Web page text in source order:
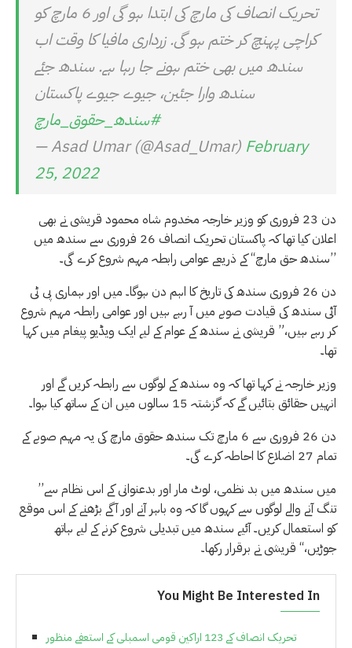
تحریک انصاف کی مارچ کی ابتدا ہو گی اور 6 مارچ کو
کراچی پہنچ کر ختم ہو گی. زرداری مافیا کا وقت اب
سندھ میں بھی ختم ہونے جا رہا ہے. سندھ جئے
سندھ وارا جئین، جیوے جیوے پاکستان
#سندھ_حقوق_مارچ
— Asad Umar (@Asad_Umar) February
25, 2022
دن 23 فروری کو وزیر خارجہ مخدوم شاہ محمود قریشی نے بھی
اعلان کیا تھا کہ پاکستان تحریک انصاف 26 فروری سے سندھ میں
’’سندھ حق مارچ‘‘ کے ذریعے عوامی رابطہ مہم شروع کرے گی۔
دن 26 فروری سندھ کی تاریخ کا اہم دن ہوگا۔ میں اور ہماری پی ٹی
آئی سندھ کی قیادت صوبے میں آ رہے ہیں اور عوامی رابطہ مہم شروع
کر رہے ہیں،” قریشی نے سندھ کے عوام کے لیے ایک ویڈیو پیغام میں کہا
تھا۔
وزیر خارجہ نے کہا تھا کہ وہ سندھ کے لوگوں سے رابطہ کریں گے اور
انہیں حقائق بتائیں گے کہ گزشتہ 15 سالوں میں ان کے ساتھ کیا ہوا۔
دن 26 فروری سے 6 مارچ تک سندھ حقوق مارچ کی یہ مہم صوبے کے
تمام 27 اضلاع کا احاطہ کرے گی۔
’’میں سندھ میں بد نظمی، لوٹ مار اور بدعنوانی کے اس نظام سے
تنگ آنے والے لوگوں سے کہوں گا کہ وہ باہر آنے اور آگے بڑھنے کے اس موقع
کو استعمال کریں۔ آئیے سندھ میں تبدیلی شروع کرنے کے لیے ہاتھ
جوڑیں،‘‘ قریشی نے برقرار رکھا۔
You Might Be Interested In
تحریک انصاف کے 123 اراکین قومی اسمبلی کے استعفے منظور